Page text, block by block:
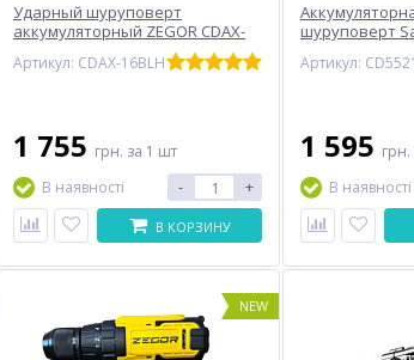
Ударный шуруповерт
аккумуляторный ZEGOR CDAX-
Артикул: CDAX-16BLH
1 755 грн. за 1 шт
В наявності
- +
В КОРЗИНУ
шуруповерт
CD5521B SET
1 595 грн.
В наявності
NEW